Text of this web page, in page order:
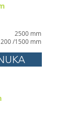
2500 mm
/1500 mm